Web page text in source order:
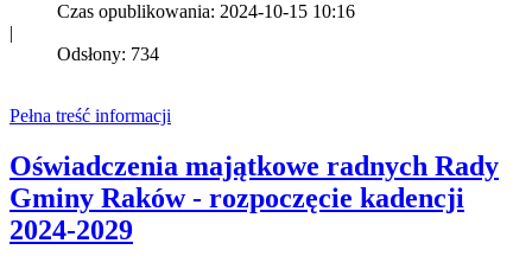
Czas opublikowania: 2024-10-15 10:16
|
Odsłony: 734
Pełna treść informacji
Oświadczenia majątkowe radnych Rady
Gminy Raków - rozpoczęcie kadencji
2024-2029